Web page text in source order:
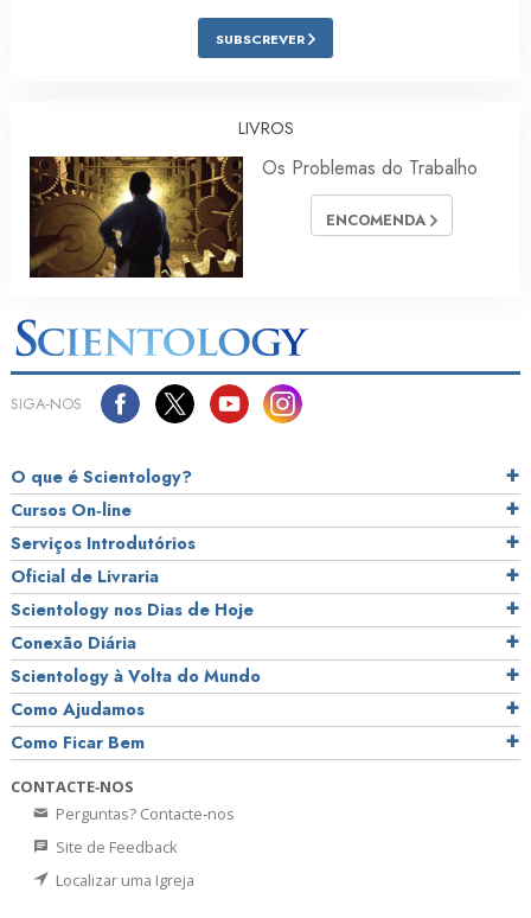
SUBSCREVER
LIVROS
Os Problemas do Trabalho
ENCOMENDA
SIGA‑NOS
O que é Scientology?
Cursos On‑line
Serviços Introdutórios
Oficial de Livraria
Scientology nos Dias de Hoje
Conexão Diária
Scientology à Volta do Mundo
Como Ajudamos
Como Ficar Bem
CONTACTE‑NOS
Perguntas? Contacte‑nos
Site de Feedback
Localizar uma Igreja